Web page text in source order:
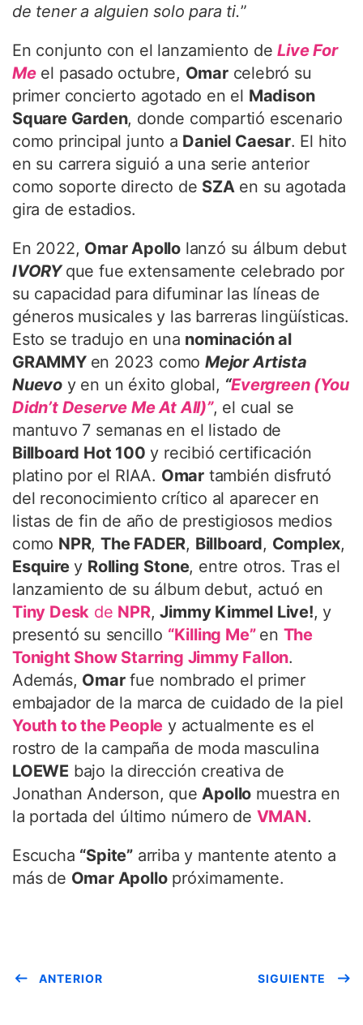
de tener a alguien solo para ti.”
En conjunto con el lanzamiento deLive For
Meel pasado octubre, Omarcelebró su
primer concierto agotado en el Madison
Square Garden, donde compartió escenario
como principal junto a Daniel Caesar. El hito
en su carrera siguió a una serie anterior
como soporte directo de SZA en su agotada
gira de estadios.
En 2022, Omar Apollo lanzó su álbum debut
IVORY que fue extensamente celebrado por
su capacidad para difuminar las líneas de
géneros musicales y las barreras lingüísticas.
Esto se tradujo en una nominación al
GRAMMY en 2023 comoMejor Artista
Nuevo y en un éxito global, “Evergreen (You
Didn’t Deserve Me At All)”, el cual se
mantuvo 7 semanas en el listado de
Billboard Hot 100 y recibió certificación
platino por el RIAA. Omar también disfrutó
del reconocimiento crítico al aparecer en
listas de fin de año de prestigiosos medios
como NPR,The FADER, Billboard, Complex,
Esquirey Rolling Stone, entre otros. Tras el
lanzamiento de su álbum debut, actuó en
Tiny Desk de NPR,Jimmy Kimmel Live!, y
presentó su sencillo “Killing Me” en The
Tonight Show Starring Jimmy Fallon.
Además, Omarfue nombrado el primer
embajador de la marca de cuidado de la piel
Youth to the People y actualmente es el
rostro de la campaña de moda masculina
LOEWE bajo la dirección creativa de
Jonathan Anderson, que Apollo muestra en
la portada del último número de VMAN.
Escucha “Spite” arriba y mantente atento a
más de Omar Apollopróximamente.
ANTERIOR SIGUIENTE